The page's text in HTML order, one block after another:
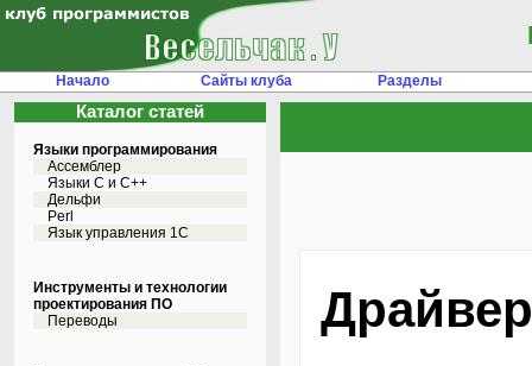
Начало Сайты клуба Разделы
Каталог статей
Языки программирования
Ассемблер
Языки С и C++
Дельфи
Perl
Язык управления 1С
Инструменты и технологии
проектирования ПО
Переводы